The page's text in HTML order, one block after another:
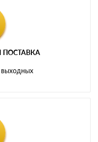
ПОСТАВКА
выходных